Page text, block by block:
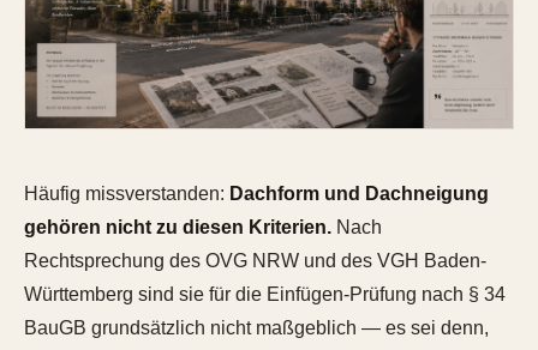
Häufig missverstanden: Dachform und Dachneigung
gehören nicht zu diesen Kriterien. Nach
Rechtsprechung des OVG NRW und des VGH Baden-
Württemberg sind sie für die Einfügen-Prüfung nach § 34
BauGB grundsätzlich nicht maßgeblich — es sei denn,